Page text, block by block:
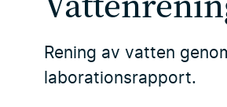
Rening av vatten
laborationsrapport.